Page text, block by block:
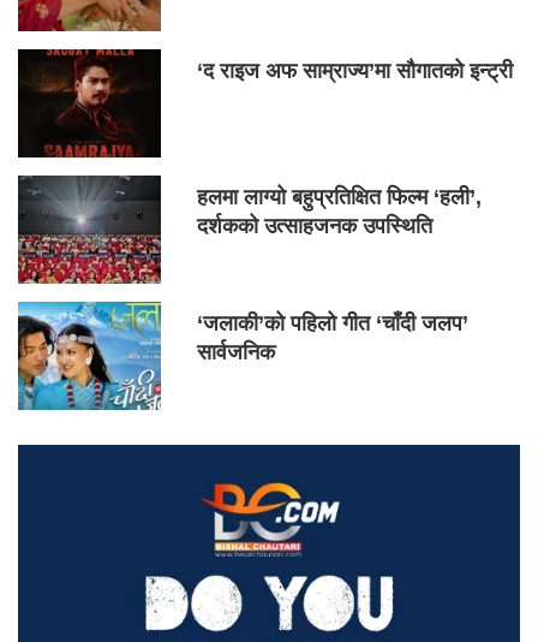
‘द राइज अफ साम्राज्य’मा सौगातको इन्ट्री
हलमा लाग्यो बहुप्रतिक्षित फिल्म ‘हली’,
दर्शकको उत्साहजनक उपस्थिति
‘जलाकी’को पहिलो गीत ‘चाँदी जलप’
सार्वजनिक